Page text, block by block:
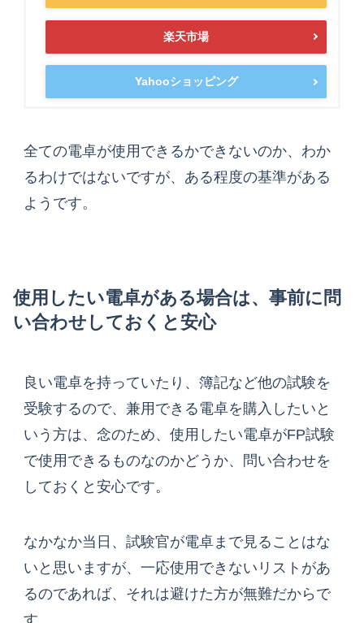
楽天市場
Yahooショッピング
全ての電卓が使用できるかできないのか、わか
るわけではないですが、ある程度の基準がある
ようです。
使用したい電卓がある場合は、事前に問
い合わせしておくと安心
良い電卓を持っていたり、簿記など他の試験を
受験するので、兼用できる電卓を購入したいと
いう方は、念のため、使用したい電卓がFP試験
で使用できるものなのかどうか、問い合わせを
しておくと安心です。
なかなか当日、試験官が電卓まで見ることはな
いと思いますが、一応使用できないリストがあ
るのであれば、それは避けた方が無難だからで